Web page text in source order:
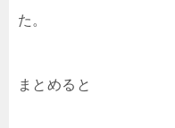
た。
まとめると